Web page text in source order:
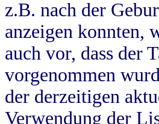
z.B. nach der
anzeigen konnten,
auch vor, dass der
vorgenommen
der derzeitigen
Verwendung der